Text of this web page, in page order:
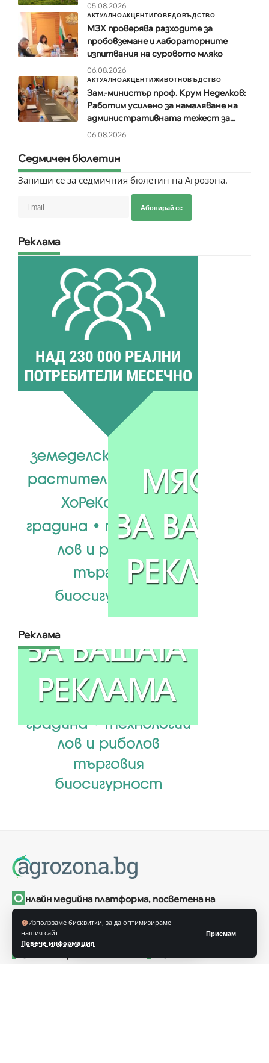
Използваме бисквитки, за да оптимизираме
нашия сайт.
Повече информация
Приемам
05.08.2026
АКТУАЛНОАКЦЕНТИГОВЕДОВЪДСТВО
МЗХ проверява разходите за
пробовземане и лабораторните
изпитвания на суровото мляко
06.08.2026
АКТУАЛНОАКЦЕНТИЖИВОТНОВЪДСТВО
Зам.-министър проф. Крум Неделков:
Работим усилено за намаляване на
административната тежест за...
06.08.2026
Седмичен бюлетин
Запиши се за седмичния бюлетин на Агрозона.
Абонирай се
Реклама
Реклама
О нлайн медийна платформа, посветена на
селското стопанство и хранителната индустрия в
България